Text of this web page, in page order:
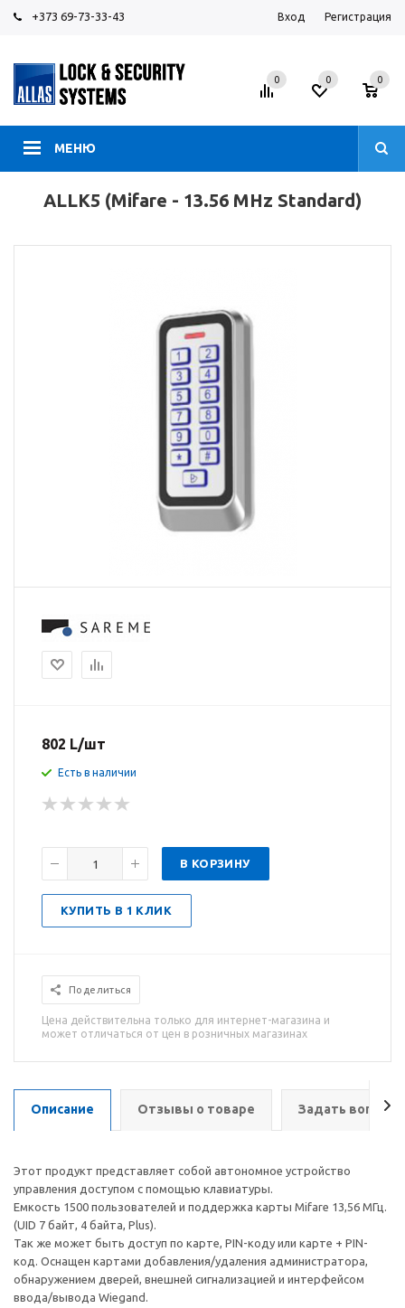
+373 69-73-33-43 Вход Регистрация
МЕНЮ
0 0 0
ALLK5 (Mifare - 13.56 MHz Standard)
802 L/шт
Есть в наличии
В КОРЗИНУ
КУПИТЬ В 1 КЛИК
Поделиться
Цена действительна только для интернет-магазина и
может отличаться от цен в розничных магазинах
Описание Отзывы о товаре Задать вопрос
Этот продукт представляет собой автономное устройство
управления доступом с помощью клавиатуры.
Емкость 1500 пользователей и поддержка карты Mifare 13,56 МГц.
(UID 7 байт, 4 байта, Plus).
Так же может быть доступ по карте, PIN-коду или карте + PIN-
код. Оснащен картами добавления/удаления администратора,
обнаружением дверей, внешней сигнализацией и интерфейсом
ввода/вывода Wiegand.